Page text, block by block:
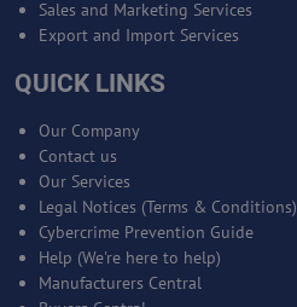
Sales and Marketing Services
Export and Import Services
QUICK LINKS
Our Company
Contact us
Our Services
Legal Notices (Terms & Conditions)
Cybercrime Prevention Guide
Help (We're here to help)
Manufacturers Central